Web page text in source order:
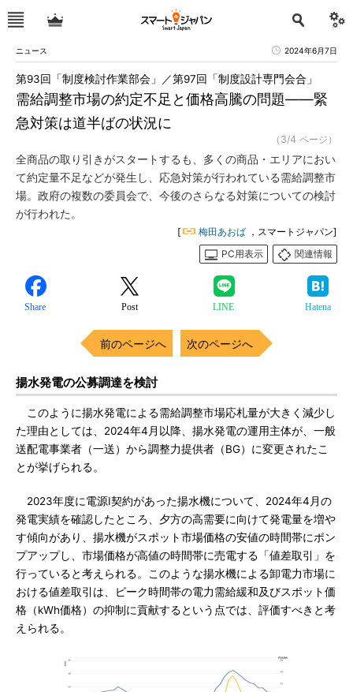
ニュース 2024年6月7日
需給調整市場の約定不足と価格高騰の問題――緊
急対策は道半ばの状況に
第93回「制度検討作業部会」／第97回「制度設計専門会合」
（3/4 ページ）
全商品の取り引きがスタートするも、多くの商品・エリアにおい
て約定量不足などが発生し、応急対策が行われている需給調整市
場。政府の複数の委員会で、今後のさらなる対策についての検討
が行われた。
[ 梅田あおば ，スマートジャパン]
PC用表示
関連情報
Share Post LINE Hatena
前のページへ 次のページへ
揚水発電の公募調達を検討
このように揚水発電による需給調整市場応札量が大きく減少し
た理由としては、2024年4月以降、揚水発電の運用主体が、一般
送配電事業者（一送）から調整力提供者（BG）に変更されたこ
とが挙げられる。
2023年度に電源I契約があった揚水機について、2024年4月の
発電実績を確認したところ、夕方の高需要に向けて発電量を増や
す傾向があり、揚水機がスポット市場価格の安値の時間帯にポン
プアップし、市場価格が高値の時間帯に売電する「値差取引」を
行っていると考えられる。このような揚水機による卸電力市場に
おける値差取引は、ピーク時間帯の電力需給緩和及びスポット価
格（kWh価格）の抑制に貢献するという点では、評価すべきと考
えられる。